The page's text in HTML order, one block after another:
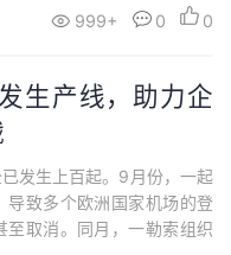
发实践，打造端到端的质量
999+ 0 0
生产线，助力企
发生上百起。9月份，一起
致多个欧洲国家机场的登
取消。同月，一勒索组织